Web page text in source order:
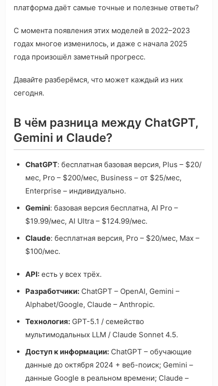
платформа даёт самые точные и полезные ответы?
С момента появления этих моделей в 2022–2023
годах многое изменилось, и даже с начала 2025
года произошёл заметный прогресс.
Давайте разберёмся, что может каждый из них
сегодня.
В чём разница между ChatGPT,
Gemini и Claude?
ChatGPT: бесплатная базовая версия, Plus – $20/
мес, Pro – $200/мес, Business – от $25/мес,
Enterprise – индивидуально.
Gemini: базовая версия бесплатна, AI Pro –
$19.99/мес, AI Ultra – $124.99/мес.
Claude: бесплатная версия, Pro – $20/мес, Max –
$100/мес.
API: есть у всех трёх.
Разработчики: ChatGPT – OpenAI, Gemini –
Alphabet/Google, Claude – Anthropic.
Технология: GPT-5.1 / семейство
мультимодальных LLM / Claude Sonnet 4.5.
Доступ к информации: ChatGPT – обучающие
данные до октября 2024 + веб-поиск; Gemini –
данные Google в реальном времени; Claude –